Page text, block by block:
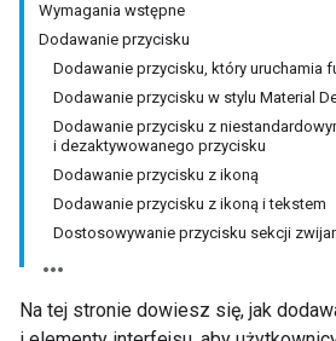
Wymagania wstępne
Dodawanie przycisku
Dodawanie przycisku, który uruchamia
Dodawanie przycisku w stylu Material
Dodawanie przycisku z
i dezaktywowanego przycisku
Dodawanie przycisku z ikoną
Dodawanie przycisku z ikoną i tekstem
Dostosowywanie przycisku sekcji
Na tej stronie dowiesz się, jak